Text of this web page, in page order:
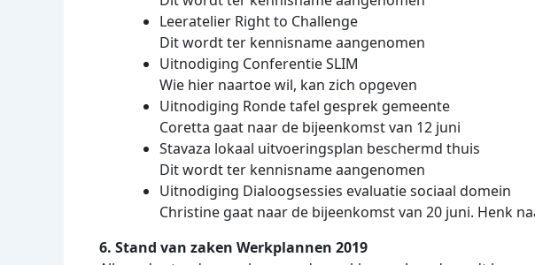
Leeratelier Right to Challenge
Dit wordt ter kennisname aangenomen
Uitnodiging Conferentie SLIM
Wie hier naartoe wil, kan zich opgeven
Uitnodiging Ronde tafel gesprek gemeente
Coretta gaat naar de bijeenkomst van 12 juni
Stavaza lokaal uitvoeringsplan beschermd thuis
Dit wordt ter kennisname aangenomen
Uitnodiging Dialoogsessies evaluatie sociaal domein
Christine gaat naar de bijeenkomst van 20 juni. Henk
6. Stand van zaken Werkplannen 2019